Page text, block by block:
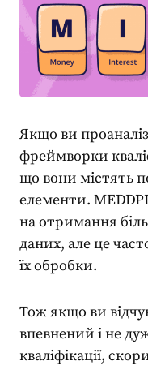
Якщо ви
фреймворки
що вони містять
елементи.
на отримання
даних, але це
їх обробки.
Тож якщо ви
впевнений і не
кваліфікації,